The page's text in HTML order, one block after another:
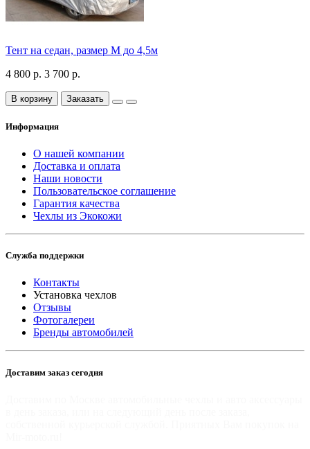
Тент на седан, размер М до 4,5м
4 800 р. 3 700 р.
В корзину Заказать
Информация
О нашей компании
Доставка и оплата
Наши новости
Пользовательское соглашение
Гарантия качества
Чехлы из Экокожи
Служба поддержки
Контакты
Установка чехлов
Отзывы
Фотогалереи
Бренды автомобилей
Доставим заказ сегодня